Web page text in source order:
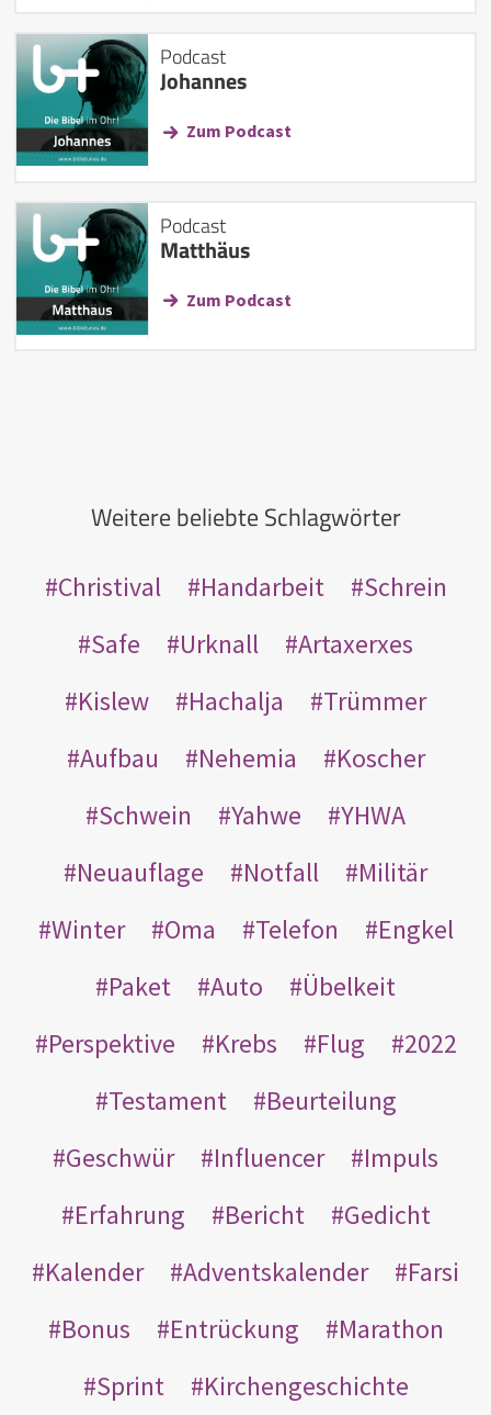
Podcast
Johannes
Zum Podcast
Podcast
Matthäus
Zum Podcast
Weitere beliebte Schlagwörter
Christival Handarbeit
Schrein
Safe
Urknall
Artaxerxes
Kislew
Hachalja
Trümmer
Aufbau
Nehemia
Koscher
Schwein
Yahwe
YHWA
Neuauflage
Notfall
Militär
Winter
Oma Telefon
Engkel
Paket
Auto
Übelkeit
Perspektive
Krebs Flug
2022
Testament
Beurteilung
Geschwür
Influencer
Impuls
Erfahrung
Bericht
Gedicht
Kalender
Adventskalender
Farsi
Bonus
Entrückung
Marathon
Sprint
Kirchengeschichte